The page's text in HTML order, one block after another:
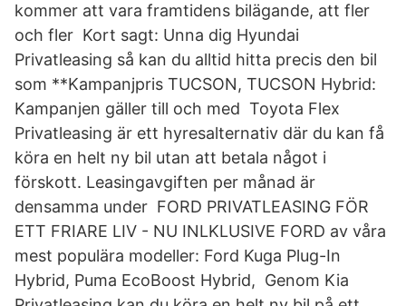
kommer att vara framtidens bilägande, att fler
och fler Kort sagt: Unna dig Hyundai
Privatleasing så kan du alltid hitta precis den bil
som **Kampanjpris TUCSON, TUCSON Hybrid:
Kampanjen gäller till och med Toyota Flex
Privatleasing är ett hyresalternativ där du kan få
köra en helt ny bil utan att betala något i
förskott. Leasingavgiften per månad är
densamma under FORD PRIVATLEASING FÖR
ETT FRIARE LIV - NU INLKLUSIVE FORD av våra
mest populära modeller: Ford Kuga Plug-In
Hybrid, Puma EcoBoost Hybrid, Genom Kia